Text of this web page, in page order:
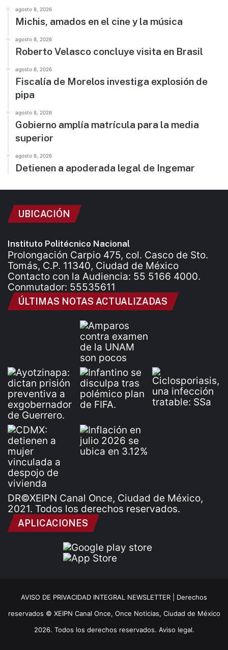
agosto 8, 2026
Michis, amados en el cine y la música
agosto 8, 2026
Roberto Velasco concluye visita en Brasil
agosto 8, 2026
Fiscalía de Morelos investiga explosión de
pipa
agosto 8, 2026
Gobierno amplía matrícula para la media
superior
agosto 8, 2026
Detienen a apoderada legal de Ingemar
UBICACIÓN
Instituto Politécnico Nacional
Prolongación Carpio 475, col. Casco de Sto.
Tomás, C.P. 11340, Ciudad de México
Contacto con la Audiencia: 55 5166 4000.
Conmutador: 55535611
ÚLTIMAS NOTAS ACTUALIZADAS
DR©XEIPN Canal Once, Ciudad de México,
2021. Todos los derechos reservados.
APLICACIONES
AVISO DE PRIVACIDAD INTEGRAL NEWSLETTER | Derechos
reservados © XEIPN Canal Once, Once Noticias, Ciudad de México
2026. Todos los derechos reservados. Aviso legal.